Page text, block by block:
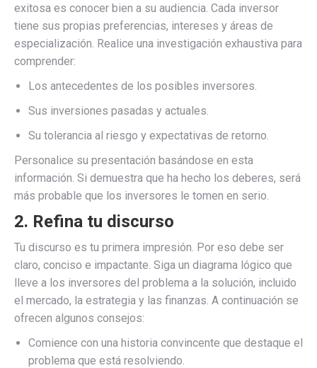
exitosa es conocer bien a su audiencia. Cada inversor
tiene sus propias preferencias, intereses y áreas de
especialización. Realice una investigación exhaustiva para
comprender:
Los antecedentes de los posibles inversores.
Sus inversiones pasadas y actuales.
Su tolerancia al riesgo y expectativas de retorno.
Personalice su presentación basándose en esta
información. Si demuestra que ha hecho los deberes, será
más probable que los inversores le tomen en serio.
2. Refina tu discurso
Tu discurso es tu primera impresión. Por eso debe ser
claro, conciso e impactante. Siga un diagrama lógico que
lleve a los inversores del problema a la solución, incluido
el mercado, la estrategia y las finanzas. A continuación se
ofrecen algunos consejos:
Comience con una historia convincente que destaque el
problema que está resolviendo.